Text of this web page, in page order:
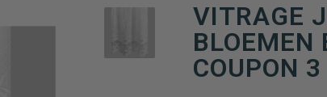
VITRAGE
BLOEMEN
COUPON